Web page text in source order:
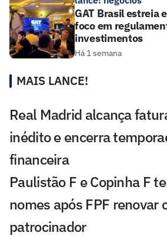
GAT Brasil estreia
foco em
investimentos
Há 1 semana
MAIS LANCE!
Real Madrid alcança
inédito e encerra
financeira
Paulistão F e Copinha F
nomes após FPF renovar
patrocinador